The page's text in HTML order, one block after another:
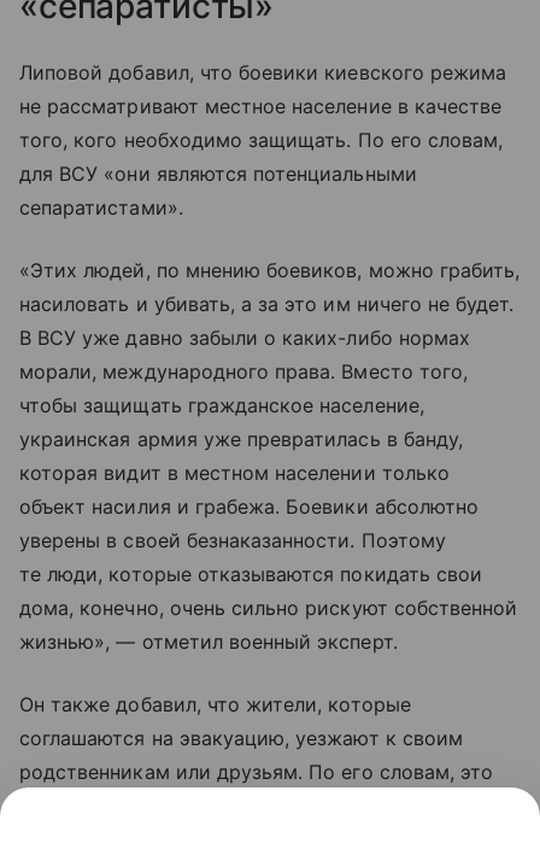
Липовой добавил, что боевики киевского режима
не рассматривают местное население в качестве
того, кого необходимо защищать. По его словам,
для ВСУ «они являются потенциальными
сепаратистами».
«Этих людей, по мнению боевиков, можно грабить,
насиловать и убивать, а за это им ничего не будет.
В ВСУ уже давно забыли о каких-либо нормах
морали, международного права. Вместо того,
чтобы защищать гражданское население,
украинская армия уже превратилась в банду,
которая видит в местном населении только
объект насилия и грабежа. Боевики абсолютно
уверены в своей безнаказанности. Поэтому
те люди, которые отказываются покидать свои
дома, конечно, очень сильно рискуют собственной
жизнью», — отметил военный эксперт.
Он также добавил, что жители, которые
соглашаются на эвакуацию, уезжают к своим
родственникам или друзьям. По его словам, это